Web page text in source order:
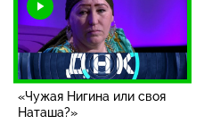
«Чужая Нигина или своя
Наташа?»